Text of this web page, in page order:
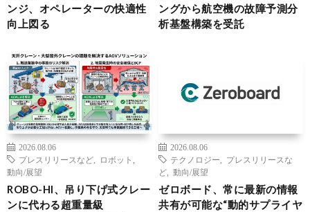
ンジ、オペレーターの快適性
向上図る
ングから航空機の故障予測分
析基盤構築を受託
2026.08.06
プレスリリースなど
ロボット
動向/展望
ROBO-HI、吊り下げ式クレー
ンに代わる超重量級
2026.08.06
テクノロジー
プレスリリースな
ど
動向/展望
ゼロボード、常に最新の情報
共有が可能な“動的サプライヤ